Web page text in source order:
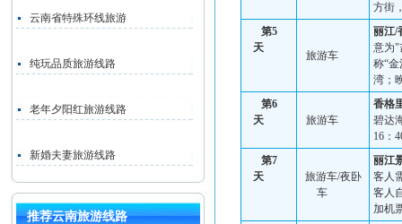
云南省特殊环线旅游
纯玩品质旅游线路
老年夕阳红旅游线路
新婚夫妻旅游线路
推荐云南旅游线路
方街
第5
天
旅游车
丽江/
意为"
称“
湾；
第6
天
旅游车
香格
碧达
16 ：
第7
天
旅游车/夜卧
车
丽江
客人
客人
加机